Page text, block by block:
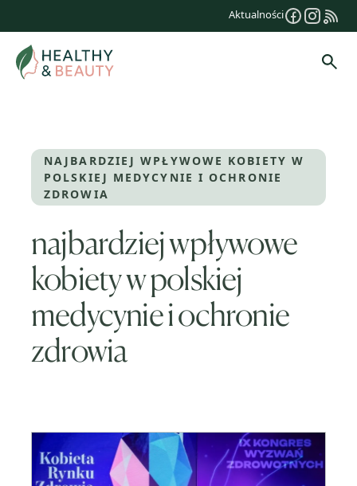
treści
Aktualności
NAJBARDZIEJ WPŁYWOWE KOBIETY W
POLSKIEJ MEDYCYNIE I OCHRONIE
ZDROWIA
najbardziej wpływowe
kobiety w polskiej
medycynie i ochronie
zdrowia